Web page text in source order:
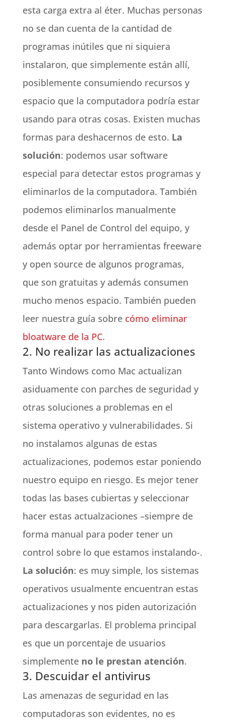
esta carga extra al éter. Muchas personas
no se dan cuenta de la cantidad de
programas inútiles que ni siquiera
instalaron, que simplemente están allí,
posiblemente consumiendo recursos y
espacio que la computadora podría estar
usando para otras cosas. Existen muchas
formas para deshacernos de esto. La
solución: podemos usar software
especial para detectar estos programas y
eliminarlos de la computadora. También
podemos eliminarlos manualmente
desde el Panel de Control del equipo, y
además optar por herramientas freeware
y open source de algunos programas,
que son gratuitas y además consumen
mucho menos espacio. También pueden
leer nuestra guía sobre cómo eliminar
bloatware de la PC.
2. No realizar las actualizaciones
Tanto Windows como Mac actualizan
asiduamente con parches de seguridad y
otras soluciones a problemas en el
sistema operativo y vulnerabilidades. Si
no instalamos algunas de estas
actualizaciones, podemos estar poniendo
nuestro equipo en riesgo. Es mejor tener
todas las bases cubiertas y seleccionar
hacer estas actualzaciones –siempre de
forma manual para poder tener un
control sobre lo que estamos instalando-.
La solución: es muy simple, los sistemas
operativos usualmente encuentran estas
actualizaciones y nos piden autorización
para descargarlas. El problema principal
es que un porcentaje de usuarios
simplemente no le prestan atención.
3. Descuidar el antivirus
Las amenazas de seguridad en las
computadoras son evidentes, no es